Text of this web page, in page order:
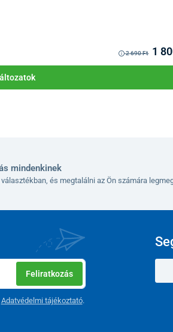
2 690 Ft 1
mindenkinek
és megtalálni az Ön számára
Feliratkozás
Adatvédelmi tájékoztató.